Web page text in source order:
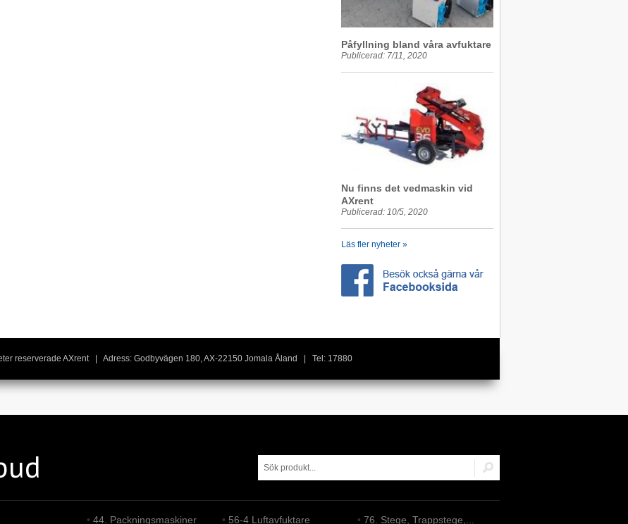
Påfyllning bland våra avfuktare
Publicerad: 7/11, 2020
Nu finns det vedmaskin vid
AXrent
Publicerad: 10/5, 2020
Läs fler nyheter »
reserverade AXrent | Adress: Godbyvägen 180, AX-22150 Jomala Åland | Tel: 17880
• 44. Packningsmaskiner • 56-4 Luftavfuktare • 76. Stege, Trappstege,...